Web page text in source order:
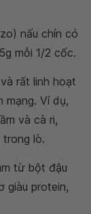
nấu chín có
mỗi 1/2 cốc.
rất linh hoạt
mạng. Ví dụ,
và cà ri,
lò.
từ bột đậu
giàu protein,